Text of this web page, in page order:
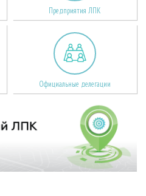
Предприятия ЛПК
Официальные делегации